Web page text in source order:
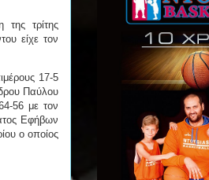
τρίτης
είχε τον
17-5
Παύλου
56 με τον
Εφήβων
ο οποίος